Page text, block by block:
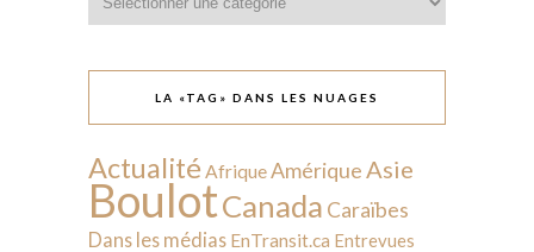
LA «TAG» DANS LES NUAGES
Actualité AfriqueAmérique Asie
BoulotCanada Caraïbes
Dans les médias EnTransit.ca Entrevues